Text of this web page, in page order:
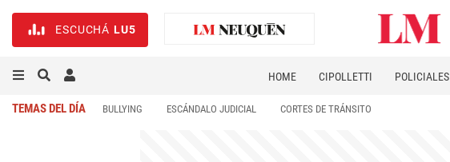
ESCUCHÁ LU5
HOME CIPOLLETTI POLICIALES
TEMAS DEL DÍA BULLYING ESCÁNDALO JUDICIAL CORTES DE TRÁNSITO